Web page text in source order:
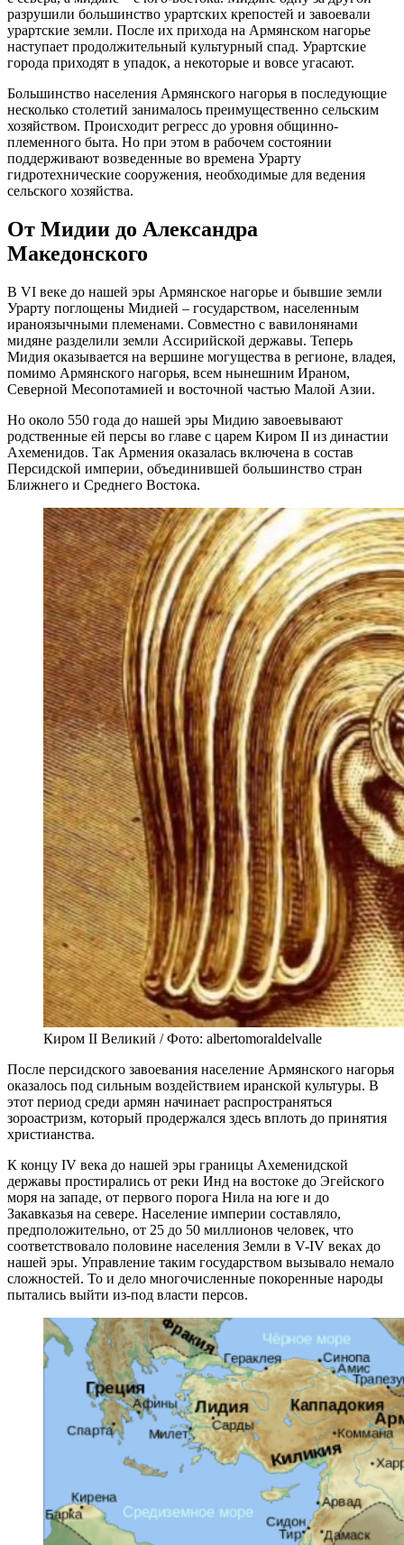
разрушили большинство урартских крепостей и завоевали
урартские земли. После их прихода на Армянском нагорье
наступает продолжительный культурный спад. Урартские
города приходят в упадок, а некоторые и вовсе угасают.
Большинство населения Армянского нагорья в последующие
несколько столетий занималось преимущественно сельским
хозяйством. Происходит регресс до уровня общинно-
племенного быта. Но при этом в рабочем состоянии
поддерживают возведенные во времена Урарту
гидротехнические сооружения, необходимые для ведения
сельского хозяйства.
От Мидии до Александра
Македонского
В VI веке до нашей эры Армянское нагорье и бывшие земли
Урарту поглощены Мидией – государством, населенным
ираноязычными племенами. Совместно с вавилонянами
мидяне разделили земли Ассирийской державы. Теперь
Мидия оказывается на вершине могущества в регионе, владея,
помимо Армянского нагорья, всем нынешним Ираном,
Северной Месопотамией и восточной частью Малой Азии.
Но около 550 года до нашей эры Мидию завоевывают
родственные ей персы во главе с царем Киром II из династии
Ахеменидов. Так Армения оказалась включена в состав
Персидской империи, объединившей большинство стран
Ближнего и Среднего Востока.
Киром II Великий / Фото: albertomoraldelvalle
После персидского завоевания население Армянского нагорья
оказалось под сильным воздействием иранской культуры. В
этот период среди армян начинает распространяться
зороастризм, который продержался здесь вплоть до принятия
христианства.
К концу IV века до нашей эры границы Ахеменидской
державы простирались от реки Инд на востоке до Эгейского
моря на западе, от первого порога Нила на юге и до
Закавказья на севере. Население империи составляло,
предположительно, от 25 до 50 миллионов человек, что
соответствовало половине населения Земли в V-IV веках до
нашей эры. Управление таким государством вызывало немало
сложностей. То и дело многочисленные покоренные народы
пытались выйти из-под власти персов.